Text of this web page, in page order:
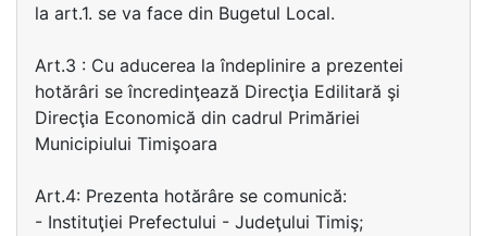
la art.1. se va face din Bugetul Local.
Art.3 : Cu aducerea la îndeplinire a prezentei
hotărâri se încredinţează Direcţia Edilitară şi
Direcţia Economică din cadrul Primăriei
Municipiului Timişoara
Art.4: Prezenta hotărâre se comunică:
- Instituţiei Prefectului - Judeţului Timiş;